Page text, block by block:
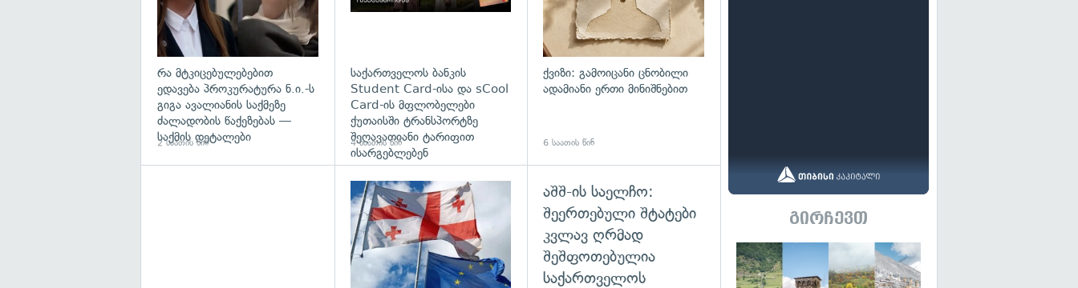
რა მტკიცებულებებით
ედავება პროკურატურა ნ.ი.-ს
გიგა ავალიანის საქმეზე
ძალადობის წაქეზებას —
საქმის დეტალები
2 საათის წინ
საქართველოს ბანკის
Student Card-ისა და sCool
Card-ის მფლობელები
ქუთაისში ტრანსპორტზე
შეღავათიანი ტარიფით
ისარგებლებენ
4 საათის წინ
ქვიზი: გამოიცანი ცნობილი
ადამიანი ერთი მინიშნებით
6 საათის წინ
გადახედვა
აშშ-ის საელჩო:
შეერთებული შტატები
კვლავ ღრმად
შეშფოთებულია
საქართველოს
გირჩევთ